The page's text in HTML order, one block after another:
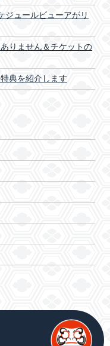
ジュールビューアがリ
りません＆チケットの
典を紹介します